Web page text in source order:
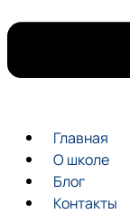
Главная
О школе
Блог
Контакты